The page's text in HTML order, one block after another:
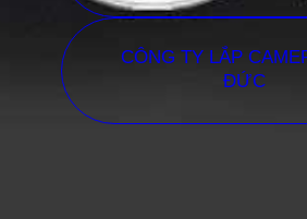
CÔNG TY LẮP
ĐỨC